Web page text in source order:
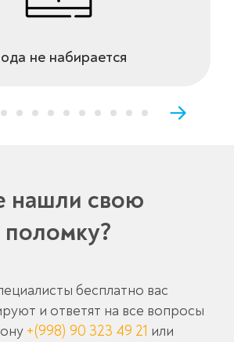
не набирается
нашли свою
поломку?
бесплатно вас
и ответят на все вопросы
+(998) 90 323 49 21 или